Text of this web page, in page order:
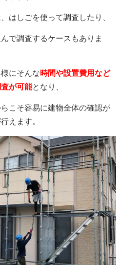
はしごを使って調査したり、
で調査するケースもありま
にそんな時間や設置費用など
が可能となり、
こそ容易に建物全体の確認が
えます。